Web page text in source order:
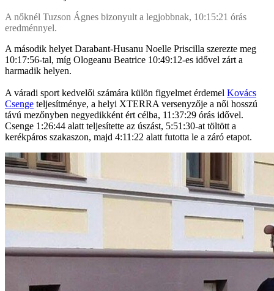
A nőknél Tuzson Ágnes bizonyult a legjobbnak, 10:15:21 órás
eredménnyel.
A második helyet Darabant-Husanu Noelle Priscilla szerezte meg
10:17:56-tal, míg Ologeanu Beatrice 10:49:12-es idővel zárt a
harmadik helyen.
A váradi sport kedvelői számára külön figyelmet érdemel Kovács
Csenge teljesítménye, a helyi XTERRA versenyzője a női hosszú
távú mezőnyben negyedikként ért célba, 11:37:29 órás idővel.
Csenge 1:26:44 alatt teljesítette az úszást, 5:51:30-at töltött a
kerékpáros szakaszon, majd 4:11:22 alatt futotta le a záró etapot.